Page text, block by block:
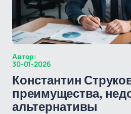
Автор:
30-01-2026
Константин
преимущества,
альтернативы